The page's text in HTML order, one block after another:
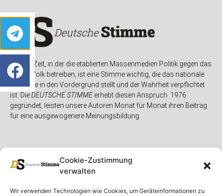
Cookie-Zustimmung
verwalten
Wir verwenden Technologien wie Cookies, um Geräteinformationen zu
In einer Zeit, in der die etablierten Massenmedien Politik gegen das
eigene Volk betreiben, ist eine Stimme wichtig, die das nationale
Interesse in den Vordergrund stellt und der Wahrheit verpflichtet
ist. DieDEUTSCHE STIMMEerhebt diesen Anspruch. 1976
gegründet, leisten unsere Autoren Monat für Monat ihren Beitrag
für eine ausgewogenere Meinungsbildung.
Unser MagazinRubriken Rechtliches